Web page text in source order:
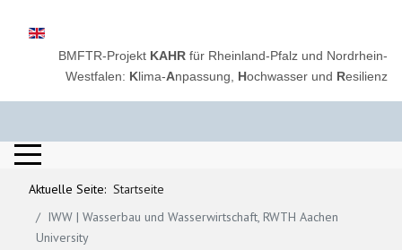
Sprache auswählen
BMFTR-Projekt KAHR für Rheinland-Pfalz und Nordrhein-
Westfalen: Klima-Anpassung, Hochwasser und Resilienz
Aktuelle Seite:Startseite
IWW | Wasserbau und Wasserwirtschaft, RWTH Aachen
University